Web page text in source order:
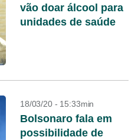
vão doar álcool para
unidades de saúde
18/03/20 - 15:33min
Bolsonaro fala em
possibilidade de